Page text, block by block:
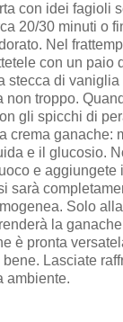
con idei fagioli
20/30 minuti o
Nel
con un paio
stecca di
non troppo.
gli spicchi di
crema ganache:
e il glucosio.
e aggiungete
sarà
Solo
la
è pronta
Lasciate
ambiente.